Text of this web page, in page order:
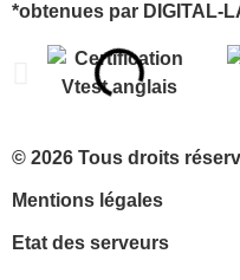
*obtenues par DIGITAL-
© 2026 Tous droits
Mentions légales
Etat des serveurs